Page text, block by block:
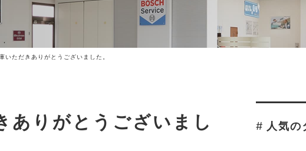
いただきありがとうございました。
りがとうございまし # 人気の